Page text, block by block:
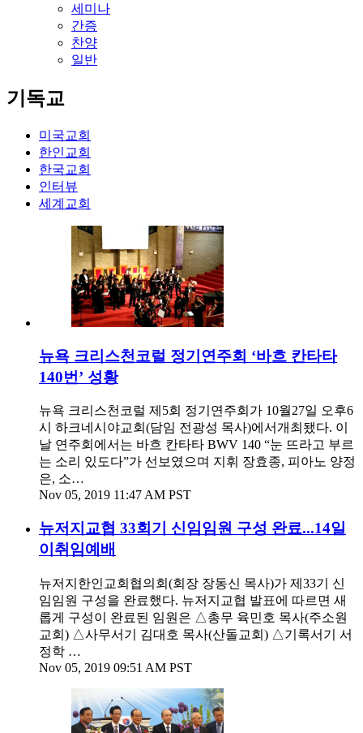
세미나
간증
찬양
일반
기독교
미국교회
한인교회
한국교회
인터뷰
세계교회
뉴욕 크리스천코럴 정기연주회 ‘바흐 칸타타
140번’ 성황
뉴욕 크리스천코럴 제5회 정기연주회가 10월27일 오후6
시 하크네시야교회(담임 전광성 목사)에서개최됐다. 이
날 연주회에서는 바흐 칸타타 BWV 140 “눈 뜨라고 부르
는 소리 있도다”가 선보였으며 지휘 장효종, 피아노 양정
은, 소…
Nov 05, 2019 11:47 AM PST
뉴저지교협 33회기 신임임원 구성 완료...14일
이취임예배
뉴저지한인교회협의회(회장 장동신 목사)가 제33기 신
임임원 구성을 완료했다. 뉴저지교협 발표에 따르면 새
롭게 구성이 완료된 임원은 △총무 육민호 목사(주소원
교회) △사무서기 김대호 목사(산돌교회) △기록서기 서
정학 …
Nov 05, 2019 09:51 AM PST